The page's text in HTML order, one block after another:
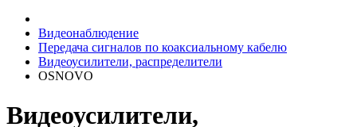
Видеонаблюдение
Передача сигналов по коаксиальному кабелю
Видеоусилители, распределители
OSNOVO
Видеоусилители,